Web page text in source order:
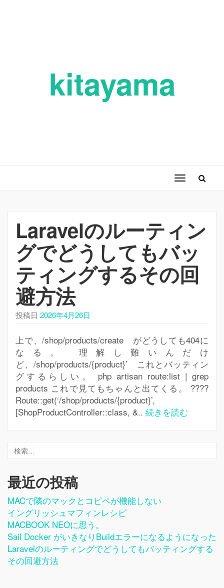
kitayama
ナ
シ
ン
を
切
り
Laravelのルーティン
グでどうしてもバッ
ティングするその回
避方法
投稿日 2026年4月26日
上で、/shop/products/create がどうしても404に
なる。 理解し難いんだけ
ど、/shop/products/{product}’ これとバッティン
グするらしい。 php artisan route:list | grep
products これで見てもちゃんと出てくる。 ????
Route::get(‘/shop/products/{product}’,
[ShopProductController::class, &.. 続きを読む
最近の投稿
MACで隣のマックとコピペが機能しない
イングリッシュマフィンレシピ
MACBOOK NEOに思う。
Sail Docker がいきなりbuildエラーになるようになった
Laravelのルーティングでどうしてもバッティングする
その回避方法